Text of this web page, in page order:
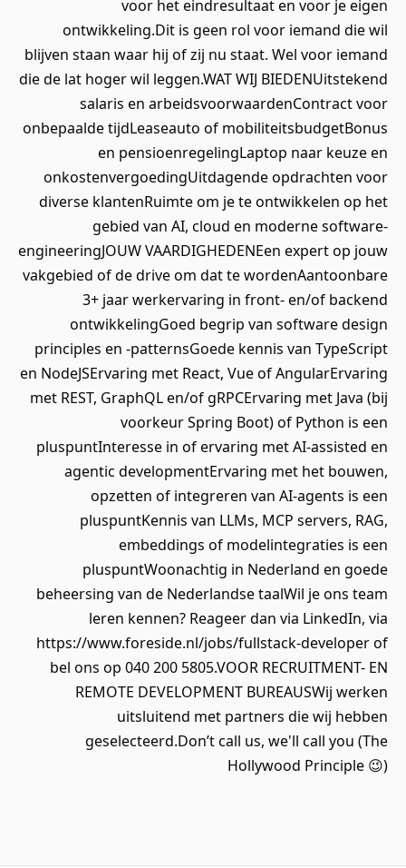
voor het eindresultaat en voor je eigen
ontwikkeling.Dit is geen rol voor iemand die wil
blijven staan waar hij of zij nu staat. Wel voor iemand
die de lat hoger wil leggen.WAT WIJ BIEDENUitstekend
salaris en arbeidsvoorwaardenContract voor
onbepaalde tijdLeaseauto of mobiliteitsbudgetBonus
en pensioenregelingLaptop naar keuze en
onkostenvergoedingUitdagende opdrachten voor
diverse klantenRuimte om je te ontwikkelen op het
gebied van AI, cloud en moderne software-
engineeringJOUW VAARDIGHEDENEen expert op jouw
vakgebied of de drive om dat te wordenAantoonbare
3+ jaar werkervaring in front- en/of backend
ontwikkelingGoed begrip van software design
principles en -patternsGoede kennis van TypeScript
en NodeJSErvaring met React, Vue of AngularErvaring
met REST, GraphQL en/of gRPCErvaring met Java (bij
voorkeur Spring Boot) of Python is een
pluspuntInteresse in of ervaring met AI-assisted en
agentic developmentErvaring met het bouwen,
opzetten of integreren van AI-agents is een
pluspuntKennis van LLMs, MCP servers, RAG,
embeddings of modelintegraties is een
pluspuntWoonachtig in Nederland en goede
beheersing van de Nederlandse taalWil je ons team
leren kennen? Reageer dan via LinkedIn, via
https://www.foreside.nl/jobs/fullstack-developer of
bel ons op 040 200 5805.VOOR RECRUITMENT- EN
REMOTE DEVELOPMENT BUREAUSWij werken
uitsluitend met partners die wij hebben
geselecteerd.Don’t call us, we'll call you (The
Hollywood Principle 😉)